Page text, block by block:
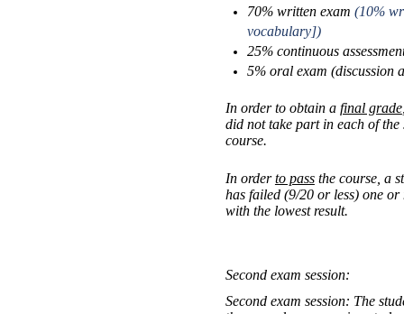
70% written exam (10%
vocabulary])
25% continuous
5% oral exam (discussion
In order to obtain a final grade
did not take part in each of
course.
In orderto passthe course, a
has failed (9/20 or less) one
with the lowest result.
Second exam session:
Second exam session: The